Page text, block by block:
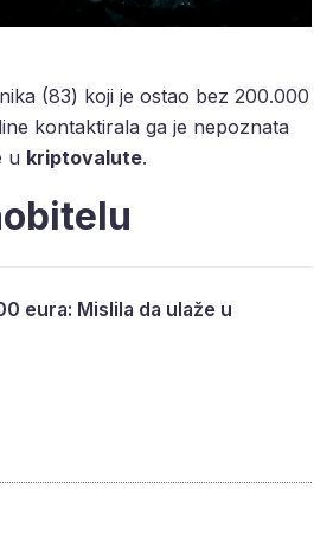
(83) koji je ostao bez 200.000
kontaktirala ga je nepoznata
u kriptovalute.
eura: Mislila da ulaže u